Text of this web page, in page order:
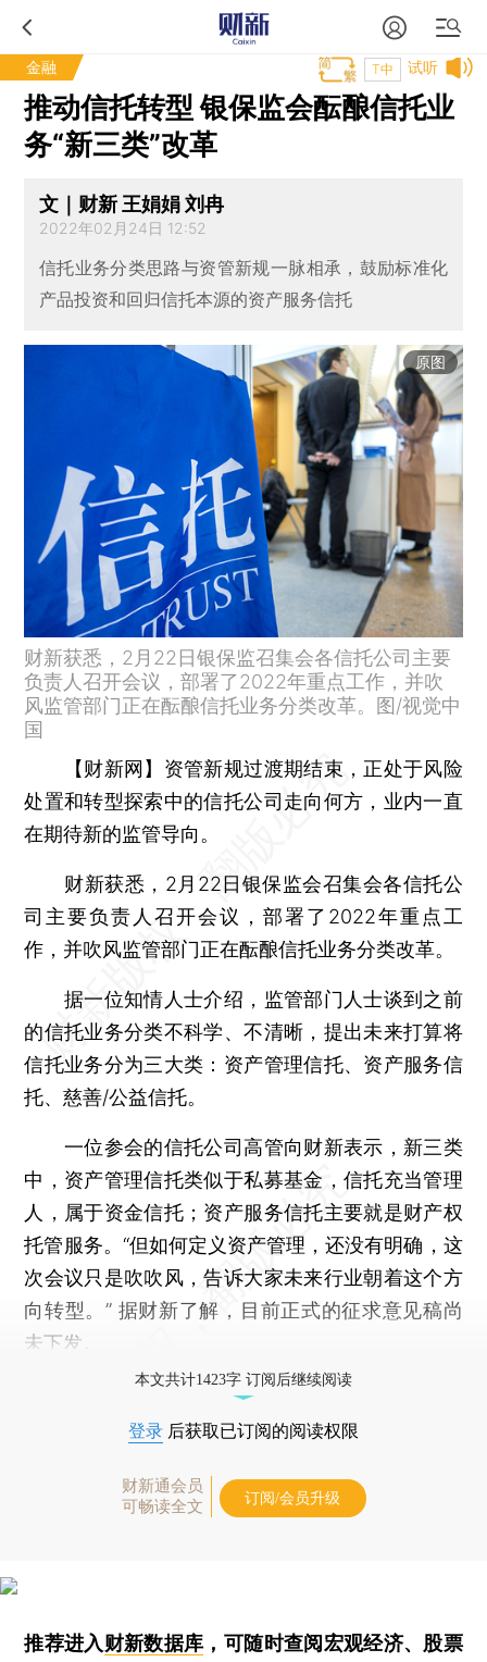
金融 试听
T中
推动信托转型 银保监会酝酿信托业
务“新三类”改革
文｜财新 王娟娟 刘冉
2022年02月24日 12:52
信托业务分类思路与资管新规一脉相承，鼓励标准化
产品投资和回归信托本源的资产服务信托
原图
财新获悉，2月22日银保监召集会各信托公司主要
负责人召开会议，部署了2022年重点工作，并吹
风监管部门正在酝酿信托业务分类改革。图/视觉中
国
【财新网】 资管新规过渡期结束，正处于风险
处置和转型探索中的信托公司走向何方，业内一直
在期待新的监管导向。
财新获悉，2月22日银保监会召集会各信托公
司主要负责人召开会议，部署了2022年重点工
作，并吹风监管部门正在酝酿信托业务分类改革。
据一位知情人士介绍，监管部门人士谈到之前
的信托业务分类不科学、不清晰，提出未来打算将
信托业务分为三大类：资产管理信托、资产服务信
托、慈善/公益信托。
一位参会的信托公司高管向财新表示，新三类
中，资产管理信托类似于私募基金，信托充当管理
人，属于资金信托；资产服务信托主要就是财产权
托管服务。“但如何定义资产管理，还没有明确，这
次会议只是吹吹风，告诉大家未来行业朝着这个方
向转型。” 据财新了解，目前正式的征求意见稿尚
未下发。
本文共计1423字 订阅后继续阅读
登录 后获取已订阅的阅读权限
财新通会员
可畅读全文
订阅/会员升级
推荐进入财新数据库 ，可随时查阅宏观经济、股票